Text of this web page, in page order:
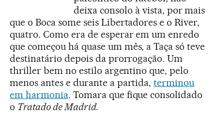
deixa consolo à vista, por mais
que o Boca some seis Libertadores e o River,
quatro. Como era de esperar em um enredo
que começou há quase um mês, a Taça só teve
destinatário depois da prorrogação. Um
thriller bem no estilo argentino que, pelo
menos antes e durante a partida,terminou
em harmonia. Tomara que fique consolidado
o Tratado de Madrid.